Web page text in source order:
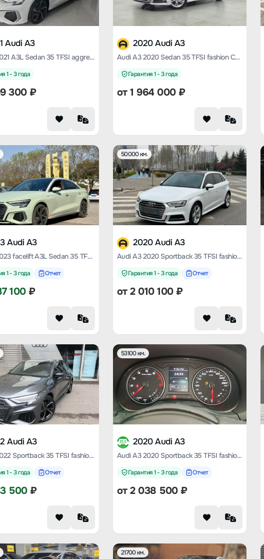
Audi A3
Audi A3 2021 A3L Sedan 35 TFSI aggressive and elegant
1 - 3 года
300₽
2020 Audi A3
Audi A3 2020 Sedan 35 TFSI fashion Country VI
Гарантия 1 - 3 года
от1 964 000₽
Audi A3
Audi A3 2023 facelift A3L Sedan 35 TFSI fashion sporty
1 - 3 года Отчет
100₽
50000 км.
2020 Audi A3
Audi A3 2020 Sportback 35 TFSI fashion Country V
Гарантия 1 - 3 года Отчет
от2 010 100₽
Audi A3
Audi A3 2022 Sportback 35 TFSI fashion Sporty
1 - 3 года Отчет
500₽
53100 км.
2020 Audi A3
Audi A3 2020 Sportback 35 TFSI fashion Country VI
Гарантия 1 - 3 года Отчет
от2 038 500₽
21700 км.